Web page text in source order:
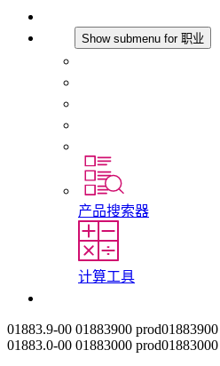
Show submenu for 职业
产品搜索器
计算工具
01883.9-00 01883900 prod01883900
01883.0-00 01883000 prod01883000